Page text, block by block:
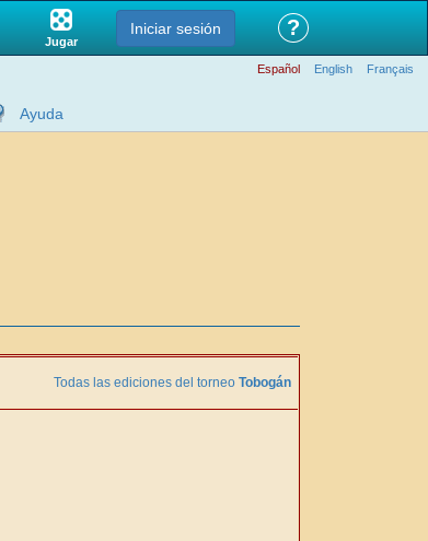
Jugar
Iniciar sesión ?
Español English Français
Ayuda
Todas las ediciones del torneo Tobogán